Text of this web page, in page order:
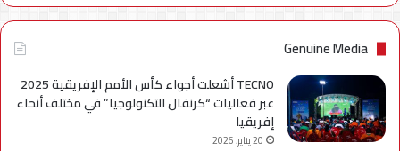
Genuine Media
TECNO أشعلت أجواء كأس الأمم الإفريقية 2025
عبر فعاليات “كرنفال التكنولوجيا” في مختلف أنحاء
إفريقيا
20 يناير، 2026